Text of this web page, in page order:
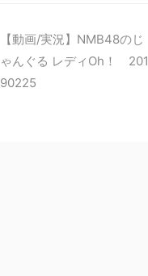
【動画/実況】NMB48のじ
ゃんぐる レディOh！ 201
90225